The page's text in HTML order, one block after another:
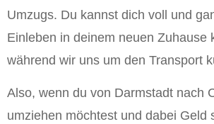
Umzugs. Du kannst dich voll und
Einleben in deinem neuen Zuhause
während wir uns um den Transport
Also, wenn du von Darmstadt nach
umziehen möchtest und dabei Geld